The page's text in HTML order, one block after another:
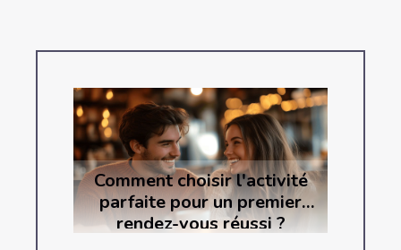
Comment choisir l'activité
parfaite pour un premier
rendez-vous réussi ?